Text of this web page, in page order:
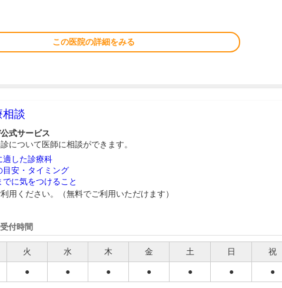
この医院の詳細をみる
相談
式サービス
について医師に相談ができます。
適した診療科
目安・タイミング
でに気をつけること
用ください。（無料でご利用いただけます）
付時間
火 水 木 金 土 日 祝
● ● ● ● ● ● ●